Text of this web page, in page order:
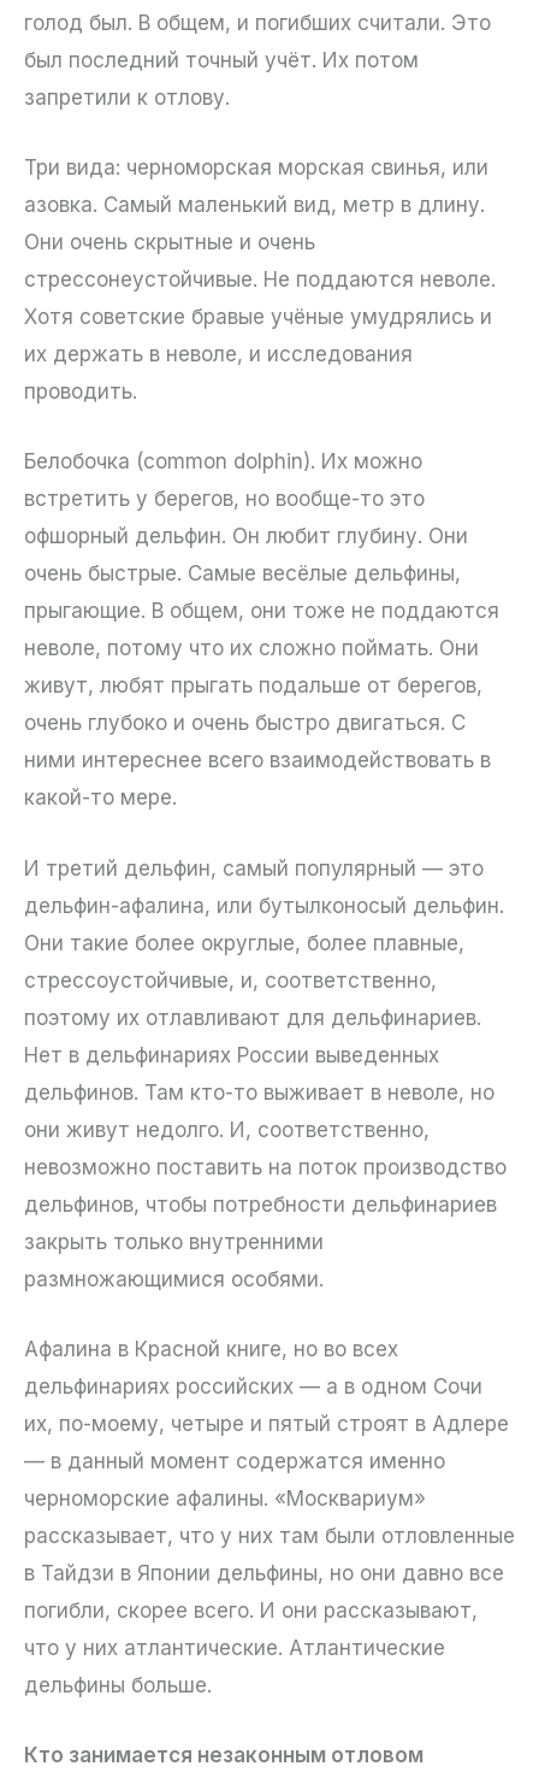
голод был. В общем, и погибших считали. Это
был последний точный учёт. Их потом
запретили к отлову.
Три вида: черноморская морская свинья, или
азовка. Самый маленький вид, метр в длину.
Они очень скрытные и очень
стрессонеустойчивые. Не поддаются неволе.
Хотя советские бравые учёные умудрялись и
их держать в неволе, и исследования
проводить.
Белобочка (common dolphin). Их можно
встретить у берегов, но вообще-то это
офшорный дельфин. Он любит глубину. Они
очень быстрые. Самые весёлые дельфины,
прыгающие. В общем, они тоже не поддаются
неволе, потому что их сложно поймать. Они
живут, любят прыгать подальше от берегов,
очень глубоко и очень быстро двигаться. С
ними интереснее всего взаимодействовать в
какой-то мере.
И третий дельфин, самый популярный — это
дельфин-афалина, или бутылконосый дельфин.
Они такие более округлые, более плавные,
стрессоустойчивые, и, соответственно,
поэтому их отлавливают для дельфинариев.
Нет в дельфинариях России выведенных
дельфинов. Там кто-то выживает в неволе, но
они живут недолго. И, соответственно,
невозможно поставить на поток производство
дельфинов, чтобы потребности дельфинариев
закрыть только внутренними
размножающимися особями.
Афалина в Красной книге, но во всех
дельфинариях российских — а в одном Сочи
их, по-моему, четыре и пятый строят в Адлере
— в данный момент содержатся именно
черноморские афалины. «Москвариум»
рассказывает, что у них там были отловленные
в Тайдзи в Японии дельфины, но они давно все
погибли, скорее всего. И они рассказывают,
что у них атлантические. Атлантические
дельфины больше.
Кто занимается незаконным отловом